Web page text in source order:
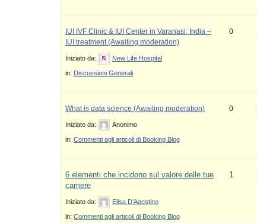
IUI IVF Clinic & IUI Center in Varanasi, India –
IUI treatment (Awaiting moderation)
Iniziato da: New Life Hospital
in: Discussioni Generali
0
What is data science (Awaiting moderation)
Iniziato da: Anonimo
in: Commenti agli articoli di Booking Blog
0
6 elementi che incidono sul valore delle tue
camere
Iniziato da: Elisa D’Agostino
in: Commenti agli articoli di Booking Blog
1